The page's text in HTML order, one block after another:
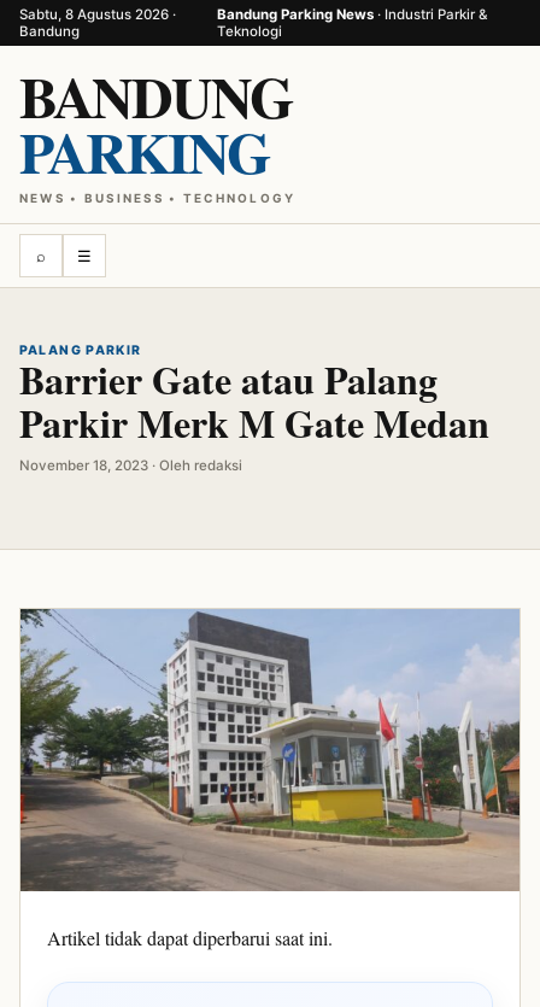
Sabtu, 8 Agustus 2026 ·
Bandung
Bandung Parking News· Industri Parkir &
Teknologi
BANDUNG
PARKING
NEWS • BUSINESS • TECHNOLOGY
⌕ ☰
PALANG PARKIR
Barrier Gate atau Palang
Parkir Merk M Gate Medan
November 18, 2023 · Oleh redaksi
Artikel tidak dapat diperbarui saat ini.